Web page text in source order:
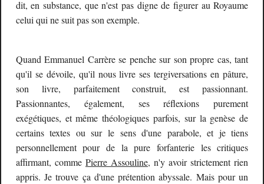
dit,en substance, que n'est pas digne de figurer au Royaume
celui qui ne suit pas son exemple.
Quand Emmanuel Carrère se penche sur son propre cas, tant
qu'il se dévoile, qu'il nous livre ses tergiversations en pâture,
son livre, parfaitement construit, est passionnant.
Passionnantes, également, ses réflexions purement
exégétiques, et même théologiques parfois, sur la genèse de
certains textes ou sur le sens d'une parabole, et je tiens
personnellement pour de la pure forfanterie les critiques
affirmant, comme Pierre Assouline, n'y avoir strictement rien
appris. Je trouve ça d'une prétention abyssale. Mais pour un